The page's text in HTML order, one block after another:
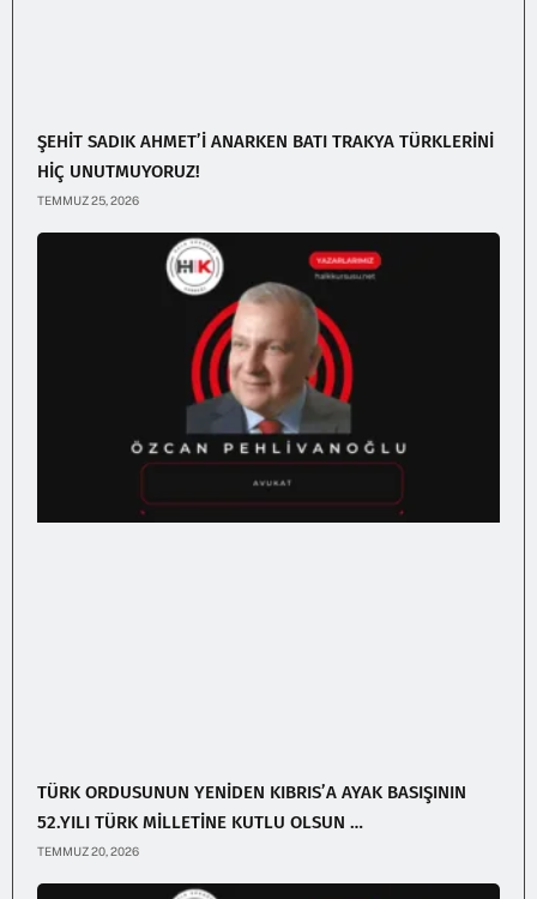
ŞEHİT SADIK AHMET’İ ANARKEN BATI TRAKYA TÜRKLERİNİ
HİÇ UNUTMUYORUZ!
TEMMUZ 25, 2026
TÜRK ORDUSUNUN YENİDEN KIBRIS’A AYAK BASIŞININ
52.YILI TÜRK MİLLETİNE KUTLU OLSUN …
TEMMUZ 20, 2026